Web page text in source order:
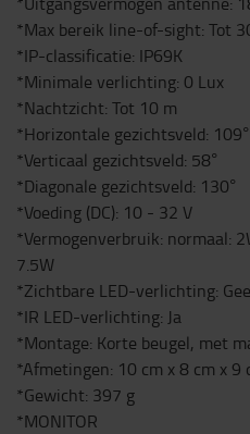
*Max bereik line-of-sight: Tot
*IP-classificatie: IP69K
*Minimale verlichting: 0 Lux
*Nachtzicht: Tot 10 m
*Horizontale gezichtsveld: 109°
*Verticaal gezichtsveld: 58°
*Diagonale gezichtsveld: 130°
*Voeding (DC): 10 - 32 V
*Vermogenverbruik: normaal:
7.5W
*Zichtbare LED-verlichting:
*IR LED-verlichting: Ja
*Montage: Korte beugel, met
*Afmetingen: 10 cm x 8 cm x 9
*Gewicht: 397 g
*MONITOR